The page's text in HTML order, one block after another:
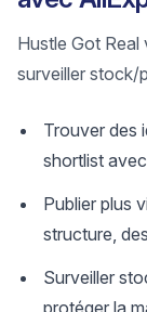
Hustle Got Real
surveiller stock/
Trouver des
shortlist
Publier plus
structure,
Surveiller
protéger la